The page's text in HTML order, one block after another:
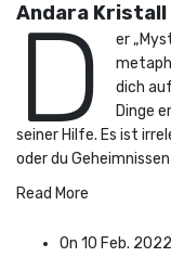
Andara Kristall
D
er
dich
Dinge
seiner Hilfe. Es ist
oder du
Read More
On 10 Feb. 2022